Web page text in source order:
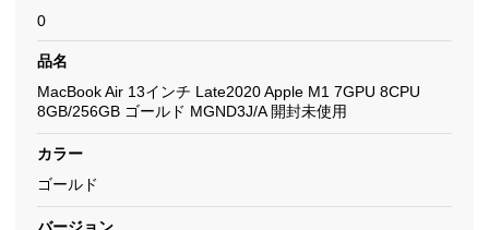
0
品名
MacBook Air 13インチ Late2020 Apple M1 7GPU 8CPU
8GB/256GB ゴールド MGND3J/A 開封未使用
カラー
ゴールド